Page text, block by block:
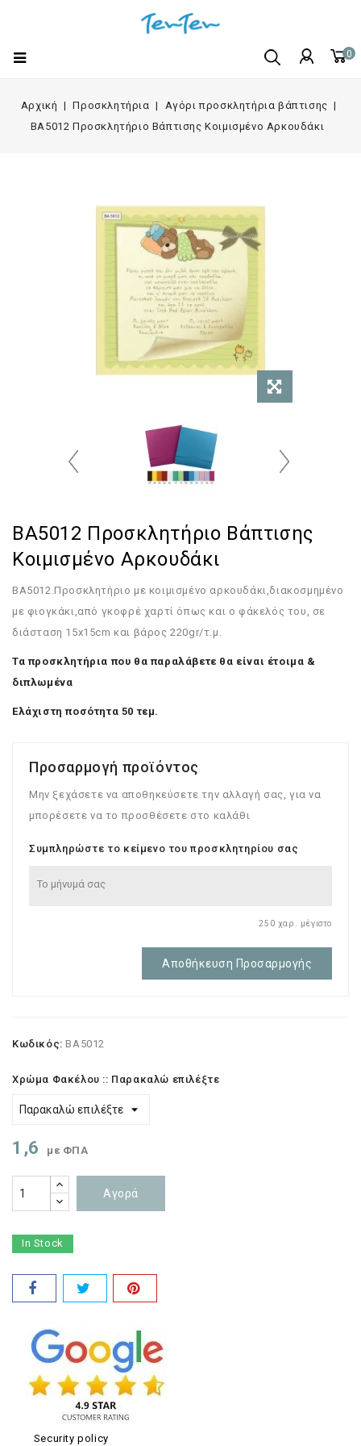
0
Αρχική Προσκλητήρια
Αγόρι προσκλητήρια βάπτισης
BA5012 Προσκλητήριο Βάπτισης Κοιμισμένο Αρκουδάκι
BA5012 Προσκλητήριο Βάπτισης
Κοιμισμένο Αρκουδάκι
BA5012. Προσκλητήριο με κοιμισμένο αρκουδάκι,διακοσμημένο
με φιογκάκι,από γκοφρέ χαρτί όπως και ο φάκελός του, σε
διάσταση 15x15cm και βάρος 220gr/τ.μ.
Τα προσκλητήρια που θα παραλάβετε θα είναι έτοιμα &
διπλωμένα
Ελάχιστη ποσότητα 50 τεμ.
Προσαρμογή προϊόντος
Μην ξεχάσετε να αποθηκεύσετε την αλλαγή σας, για να
μπορέσετε να το προσθέσετε στο καλάθι
Συμπληρώστε το κείμενο του προσκλητηρίου σας
250 χαρ. μέγιστο
Αποθήκευση Προσαρμογής
Κωδικός: BA5012
Χρώμα Φακέλου :: Παρακαλώ επιλέξτε
1,6 με ΦΠΑ
Αγορά
In Stock
Security policy